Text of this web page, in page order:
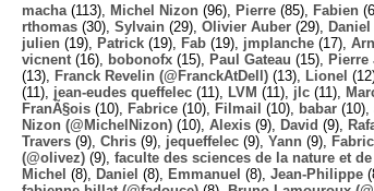
macha (113), Michel Nizon (96), Pierre (85), Fabien
rthomas (30), Sylvain (29), Olivier Auber (29), Daniel
julien (19), Patrick (19), Fab (19), jmplanche (17),
vicnent (16), bobonofx (15), Paul Gateau (15), Pierre
(13),
Franck Revelin (@FranckAtDell) (13), Lionel
(11), jean-eudes queffelec (11), LVM (11), jlc (11),
FranÃ§ois (10), Fabrice (10), Filmail (10), babar (10),
Nizon (@MichelNizon) (10), Alexis (9), David (9),
Travers (9), Chris (9), jequeffelec (9), Yann (9),
(@olivez) (9), faculte des sciences de la nature et
Michel (8), Daniel (8), Emmanuel (8), Jean-Philippe